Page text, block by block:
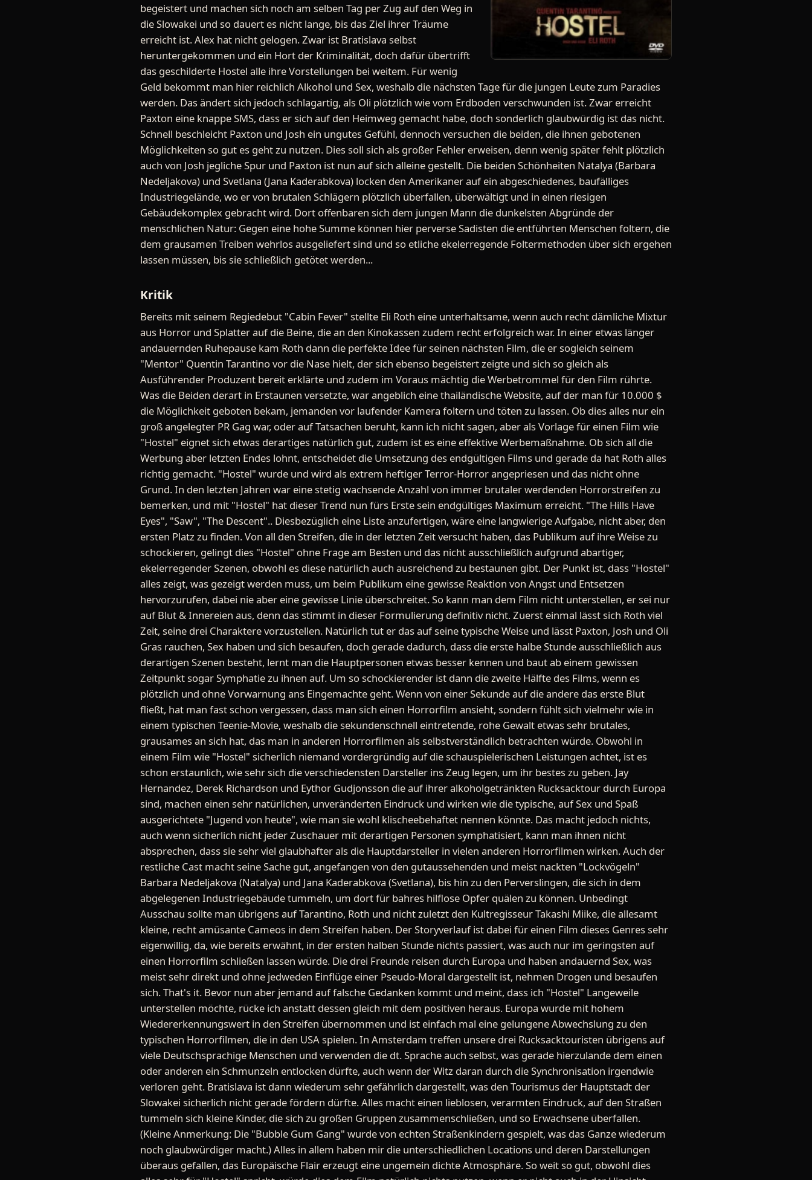
begeistert und machen sich noch am selben Tag per Zug auf den Weg in
die Slowakei und so dauert es nicht lange, bis das Ziel ihrer Träume
erreicht ist. Alex hat nicht gelogen. Zwar ist Bratislava selbst
heruntergekommen und ein Hort der Kriminalität, doch dafür übertrifft
das geschilderte Hostel alle ihre Vorstellungen bei weitem. Für wenig
Geld bekommt man hier reichlich Alkohol und Sex, weshalb die nächsten Tage für die jungen Leute zum Paradies
werden. Das ändert sich jedoch schlagartig, als Oli plötzlich wie vom Erdboden verschwunden ist. Zwar erreicht
Paxton eine knappe SMS, dass er sich auf den Heimweg gemacht habe, doch sonderlich glaubwürdig ist das nicht.
Schnell beschleicht Paxton und Josh ein ungutes Gefühl, dennoch versuchen die beiden, die ihnen gebotenen
Möglichkeiten so gut es geht zu nutzen. Dies soll sich als großer Fehler erweisen, denn wenig später fehlt plötzlich
auch von Josh jegliche Spur und Paxton ist nun auf sich alleine gestellt. Die beiden Schönheiten Natalya (Barbara
Nedeljakova) und Svetlana (Jana Kaderabkova) locken den Amerikaner auf ein abgeschiedenes, baufälliges
Industriegelände, wo er von brutalen Schlägern plötzlich überfallen, überwältigt und in einen riesigen
Gebäudekomplex gebracht wird. Dort offenbaren sich dem jungen Mann die dunkelsten Abgründe der
menschlichen Natur: Gegen eine hohe Summe können hier perverse Sadisten die entführten Menschen foltern, die
dem grausamen Treiben wehrlos ausgeliefert sind und so etliche ekelerregende Foltermethoden über sich ergehen
lassen müssen, bis sie schließlich getötet werden...
Kritik
Bereits mit seinem Regiedebut "Cabin Fever" stellte Eli Roth eine unterhaltsame, wenn auch recht dämliche Mixtur
aus Horror und Splatter auf die Beine, die an den Kinokassen zudem recht erfolgreich war. In einer etwas länger
andauernden Ruhepause kam Roth dann die perfekte Idee für seinen nächsten Film, die er sogleich seinem
"Mentor" Quentin Tarantino vor die Nase hielt, der sich ebenso begeistert zeigte und sich so gleich als
Ausführender Produzent bereit erklärte und zudem im Voraus mächtig die Werbetrommel für den Film rührte.
Was die Beiden derart in Erstaunen versetzte, war angeblich eine thailändische Website, auf der man für 10.000 $
die Möglichkeit geboten bekam, jemanden vor laufender Kamera foltern und töten zu lassen. Ob dies alles nur ein
groß angelegter PR Gag war, oder auf Tatsachen beruht, kann ich nicht sagen, aber als Vorlage für einen Film wie
"Hostel" eignet sich etwas derartiges natürlich gut, zudem ist es eine effektive Werbemaßnahme. Ob sich all die
Werbung aber letzten Endes lohnt, entscheidet die Umsetzung des endgültigen Films und gerade da hat Roth alles
richtig gemacht. "Hostel" wurde und wird als extrem heftiger Terror-Horror angepriesen und das nicht ohne
Grund. In den letzten Jahren war eine stetig wachsende Anzahl von immer brutaler werdenden Horrorstreifen zu
bemerken, und mit "Hostel" hat dieser Trend nun fürs Erste sein endgültiges Maximum erreicht. "The Hills Have
Eyes", "Saw", "The Descent".. Diesbezüglich eine Liste anzufertigen, wäre eine langwierige Aufgabe, nicht aber, den
ersten Platz zu finden. Von all den Streifen, die in der letzten Zeit versucht haben, das Publikum auf ihre Weise zu
schockieren, gelingt dies "Hostel" ohne Frage am Besten und das nicht ausschließlich aufgrund abartiger,
ekelerregender Szenen, obwohl es diese natürlich auch ausreichend zu bestaunen gibt. Der Punkt ist, dass "Hostel"
alles zeigt, was gezeigt werden muss, um beim Publikum eine gewisse Reaktion von Angst und Entsetzen
hervorzurufen, dabei nie aber eine gewisse Linie überschreitet. So kann man dem Film nicht unterstellen, er sei nur
auf Blut & Innereien aus, denn das stimmt in dieser Formulierung definitiv nicht. Zuerst einmal lässt sich Roth viel
Zeit, seine drei Charaktere vorzustellen. Natürlich tut er das auf seine typische Weise und lässt Paxton, Josh und Oli
Gras rauchen, Sex haben und sich besaufen, doch gerade dadurch, dass die erste halbe Stunde ausschließlich aus
derartigen Szenen besteht, lernt man die Hauptpersonen etwas besser kennen und baut ab einem gewissen
Zeitpunkt sogar Symphatie zu ihnen auf. Um so schockierender ist dann die zweite Hälfte des Films, wenn es
plötzlich und ohne Vorwarnung ans Eingemachte geht. Wenn von einer Sekunde auf die andere das erste Blut
fließt, hat man fast schon vergessen, dass man sich einen Horrorfilm ansieht, sondern fühlt sich vielmehr wie in
einem typischen Teenie-Movie, weshalb die sekundenschnell eintretende, rohe Gewalt etwas sehr brutales,
grausames an sich hat, das man in anderen Horrorfilmen als selbstverständlich betrachten würde. Obwohl in
einem Film wie "Hostel" sicherlich niemand vordergründig auf die schauspielerischen Leistungen achtet, ist es
schon erstaunlich, wie sehr sich die verschiedensten Darsteller ins Zeug legen, um ihr bestes zu geben. Jay
Hernandez, Derek Richardson und Eythor Gudjonsson die auf ihrer alkoholgetränkten Rucksacktour durch Europa
sind, machen einen sehr natürlichen, unveränderten Eindruck und wirken wie die typische, auf Sex und Spaß
ausgerichtete "Jugend von heute", wie man sie wohl klischeebehaftet nennen könnte. Das macht jedoch nichts,
auch wenn sicherlich nicht jeder Zuschauer mit derartigen Personen symphatisiert, kann man ihnen nicht
absprechen, dass sie sehr viel glaubhafter als die Hauptdarsteller in vielen anderen Horrorfilmen wirken. Auch der
restliche Cast macht seine Sache gut, angefangen von den gutaussehenden und meist nackten "Lockvögeln"
Barbara Nedeljakova (Natalya) und Jana Kaderabkova (Svetlana), bis hin zu den Perverslingen, die sich in dem
abgelegenen Industriegebäude tummeln, um dort für bahres hilflose Opfer quälen zu können. Unbedingt
Ausschau sollte man übrigens auf Tarantino, Roth und nicht zuletzt den Kultregisseur Takashi Miike, die allesamt
kleine, recht amüsante Cameos in dem Streifen haben. Der Storyverlauf ist dabei für einen Film dieses Genres sehr
eigenwillig, da, wie bereits erwähnt, in der ersten halben Stunde nichts passiert, was auch nur im geringsten auf
einen Horrorfilm schließen lassen würde. Die drei Freunde reisen durch Europa und haben andauernd Sex, was
meist sehr direkt und ohne jedweden Einflüge einer Pseudo-Moral dargestellt ist, nehmen Drogen und besaufen
sich. That's it. Bevor nun aber jemand auf falsche Gedanken kommt und meint, dass ich "Hostel" Langeweile
unterstellen möchte, rücke ich anstatt dessen gleich mit dem positiven heraus. Europa wurde mit hohem
Wiedererkennungswert in den Streifen übernommen und ist einfach mal eine gelungene Abwechslung zu den
typischen Horrorfilmen, die in den USA spielen. In Amsterdam treffen unsere drei Rucksacktouristen übrigens auf
viele Deutschsprachige Menschen und verwenden die dt. Sprache auch selbst, was gerade hierzulande dem einen
oder anderen ein Schmunzeln entlocken dürfte, auch wenn der Witz daran durch die Synchronisation irgendwie
verloren geht. Bratislava ist dann wiederum sehr gefährlich dargestellt, was den Tourismus der Hauptstadt der
Slowakei sicherlich nicht gerade fördern dürfte. Alles macht einen lieblosen, verarmten Eindruck, auf den Straßen
tummeln sich kleine Kinder, die sich zu großen Gruppen zusammenschließen, und so Erwachsene überfallen.
(Kleine Anmerkung: Die "Bubble Gum Gang" wurde von echten Straßenkindern gespielt, was das Ganze wiederum
noch glaubwürdiger macht.) Alles in allem haben mir die unterschiedlichen Locations und deren Darstellungen
überaus gefallen, das Europäische Flair erzeugt eine ungemein dichte Atmosphäre. So weit so gut, obwohl dies